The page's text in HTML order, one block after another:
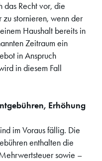
Recht vor, die
stornieren, wenn der
Haushalt bereits in
Zeitraum ein
in Anspruch
in diesem Fall
Erhöhung
im Voraus fällig. Die
enthalten die
sowie –